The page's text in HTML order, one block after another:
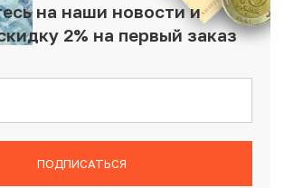
на наши новости и
2% на первый заказ
ПОДПИСАТЬСЯ